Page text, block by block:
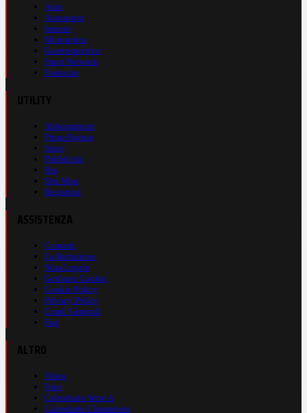
Auto
Autosprint
Inmoto
Motosprint
Guerinsportivo
Sport Network
Fantacup
Abbonamenti
Prima Pagina
Store
Pubblicità
Rss
Site Map
Registrati
Contatti
La Redazione
Nota Legale
Gestione Cookie
Cookie Policy
Privacy Policy
Cond. Generali
Faq
Video
Foto
Calendario Serie A
Calendario Champions